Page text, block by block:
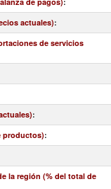
actuales):
de servicios
:
productos):
la región (% del total de